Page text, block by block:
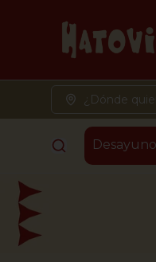
¿Dónde